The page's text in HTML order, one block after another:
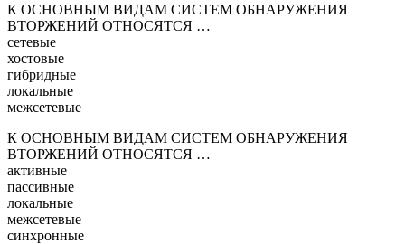
К ОСНОВНЫМ ВИДАМ СИСТЕМ ОБНАРУЖЕНИЯ
ВТОРЖЕНИЙ ОТНОСЯТСЯ …
сетевые
хостовые
гибридные
локальные
межсетевые
К ОСНОВНЫМ ВИДАМ СИСТЕМ ОБНАРУЖЕНИЯ
ВТОРЖЕНИЙ ОТНОСЯТСЯ …
активные
пассивные
локальные
межсетевые
синхронные